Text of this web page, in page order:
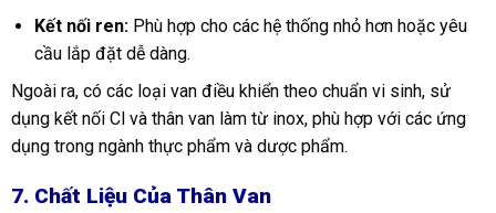
Kết nối ren:Phù hợp cho các hệ thống nhỏ hơn hoặc yêu
cầu lắp đặt dễ dàng.
Ngoài ra, có các loại van điều khiển theo chuẩn vi sinh, sử
dụng kết nối Cl và thân van làm từ inox, phù hợp với các ứng
dụng trong ngành thực phẩm và dược phẩm.
7. Chất Liệu Của Thân Van